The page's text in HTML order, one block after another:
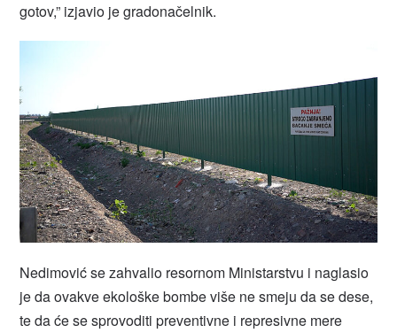
gotov,” izjavio je gradonačelnik.
Nedimović se zahvalio resornom Ministarstvu i naglasio
je da ovakve ekološke bombe više ne smeju da se dese,
te da će se sprovoditi preventivne i represivne mere